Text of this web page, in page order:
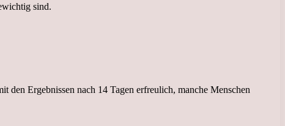
sind.
den Ergebnissen nach 14 Tagen erfreulich, manche Menschen